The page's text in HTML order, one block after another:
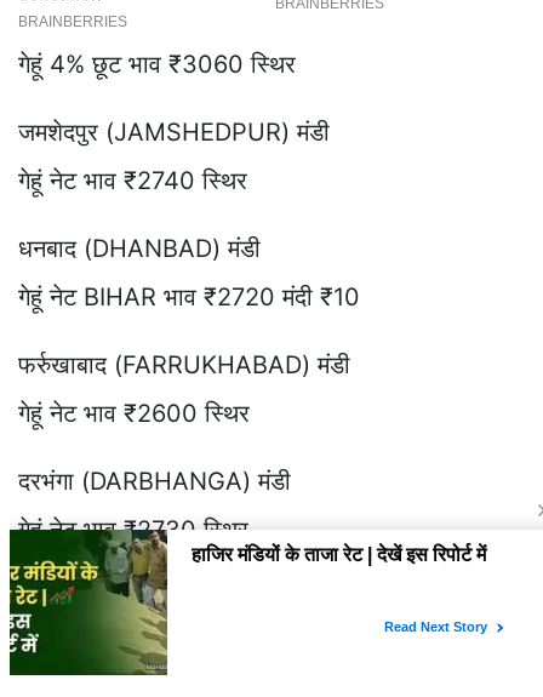
गेहूं 4% छूट भाव ₹3060 स्थिर
जमशेदपुर (JAMSHEDPUR) मंडी
गेहूं नेट भाव ₹2740 स्थिर
धनबाद (DHANBAD) मंडी
गेहूं नेट BIHAR भाव ₹2720 मंदी ₹10
फर्रुखाबाद (FARRUKHABAD) मंडी
गेहूं नेट भाव ₹2600 स्थिर
दरभंगा (DARBHANGA) मंडी
गेहूं नेट भाव ₹2730 स्थिर
सिर्फ 600 रुपये में 6 महीने तक Whatsapp पर भाव और
रिपोर्ट पाने के लिए 9729757540 पर मैसेज करे |